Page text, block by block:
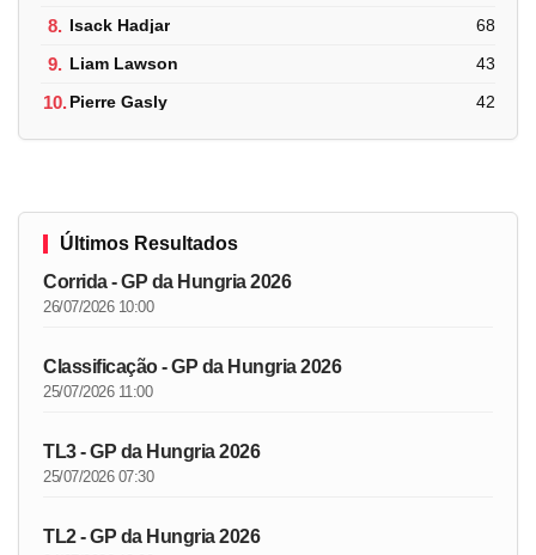
8. Isack Hadjar 68
9. Liam Lawson 43
10.Pierre Gasly 42
Últimos Resultados
Corrida - GP da Hungria 2026
26/07/2026 10:00
Classificação - GP da Hungria 2026
25/07/2026 11:00
TL3 - GP da Hungria 2026
25/07/2026 07:30
TL2 - GP da Hungria 2026